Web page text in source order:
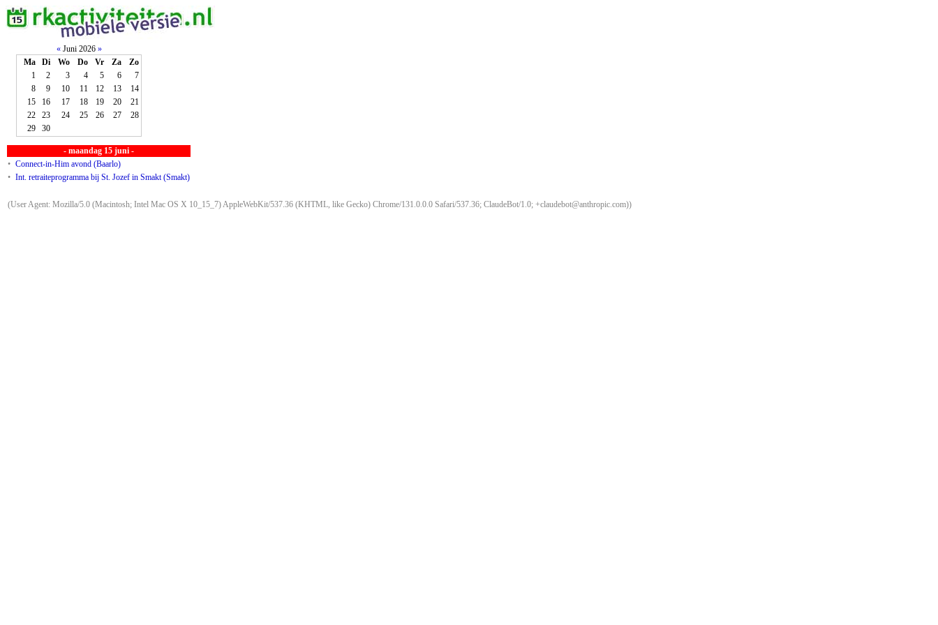
«Juni 2026 »
Ma
Di Wo Do Vr Za
Zo
1
2 3 4 5 6
7
8
9 10 11 12 13
14
15
16 17 18 19 20
21
22
23 24 25 26 27
28
29
30
- maandag 15 juni -
• Connect-in-Him avond (Baarlo)
• Int. retraiteprogramma bij St. Jozef in Smakt (Smakt)
(User Agent: Mozilla/5.0 (Macintosh; Intel Mac OS X 10_15_7) AppleWebKit/537.36 (KHTML, like Gecko) Chrome/131.0.0.0 Safari/537.36; ClaudeBot/1.0; +claudebot@anthropic.com))